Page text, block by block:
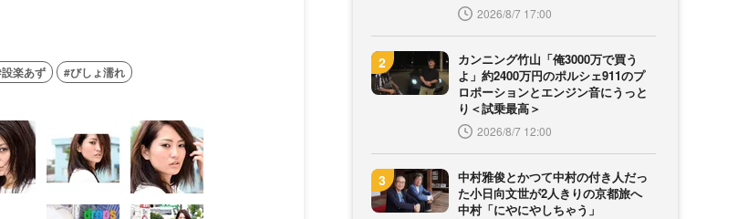
設楽あず びしょ濡れ
2026/8/7 17:00
カンニング竹山「俺3000万で買う
よ」約2400万円のポルシェ911のプ
ロポーションとエンジン音にうっと
り＜試乗最高＞
2026/8/7 12:00
中村雅俊とかつて中村の付き人だっ
た小日向文世が2人きりの京都旅へ
中村「にやにやしちゃう」